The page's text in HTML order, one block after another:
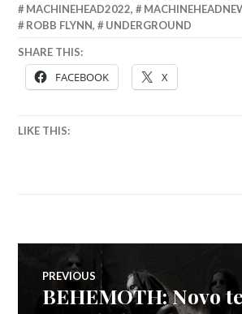
MACHINEHEAD2022,
ROBB FLYNN, UNDERGROUND
SHARE THIS:
FACEBOOK X
LIKE THIS:
Navegação
PREVIOUS
Previous
BEHEMOTH: Novo